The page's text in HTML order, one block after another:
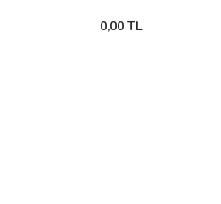
0,00 TL